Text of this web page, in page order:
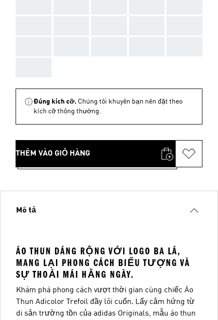
Đúng kích cỡ. Chúng tôi khuyên bạn nên đặt theo
kích cỡ thông thường.
THÊM VÀO GIỎ HÀNG
Mô tả
ÁO THUN DÁNG RỘNG VỚI LOGO BA LÁ,
MANG LẠI PHONG CÁCH BIỂU TƯỢNG VÀ
SỰ THOẢI MÁI HẰNG NGÀY.
Khám phá phong cách vượt thời gian cùng chiếc Áo
Thun Adicolor Trefoil đầy lôi cuốn. Lấy cảm hứng từ
di sản trường tồn của adidas Originals, mẫu áo thun